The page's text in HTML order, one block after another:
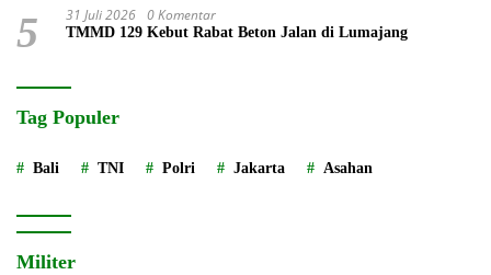
5 31 Juli 2026 0 Komentar
TMMD 129 Kebut Rabat Beton Jalan di Lumajang
Tag Populer
Bali TNI Polri Jakarta Asahan
Militer